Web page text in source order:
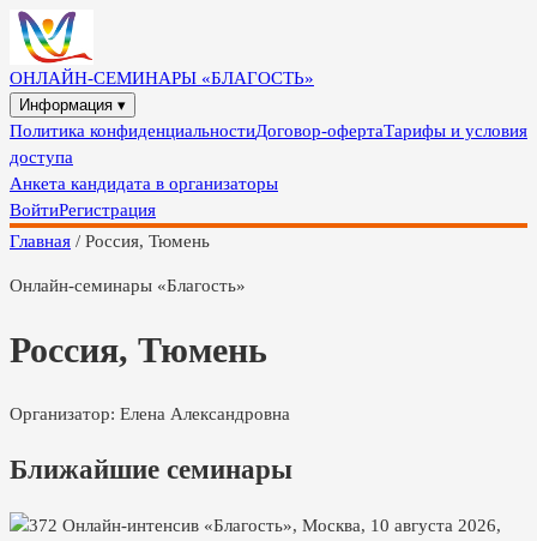
ОНЛАЙН-СЕМИНАРЫ «БЛАГОСТЬ»
Информация ▾
Политика конфиденциальностиДоговор-офертаТарифы и условия
доступа
Анкета кандидата в организаторы
ВойтиРегистрация
Главная / Россия, Тюмень
Онлайн-семинары «Благость»
Россия, Тюмень
Организатор: Елена Александровна
Ближайшие семинары